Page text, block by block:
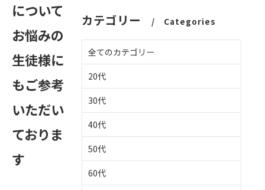
カテゴリー Categories
全てのカテゴリー
20代
30代
40代
50代
60代
について
お悩みの
生徒様に
もご参考
いただい
ておりま
す